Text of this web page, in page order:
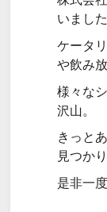
いました
ケータ
や飲み
様々な
沢山。
きっと
見つか
是非一